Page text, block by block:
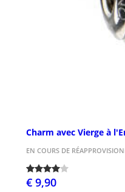
Charm avec Vierge à
EN COURS DE
€ 9,90